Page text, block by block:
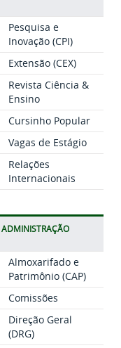
Pesquisa e
Inovação (CPI)
Extensão (CEX)
Revista Ciência &
Ensino
Cursinho Popular
Vagas de Estágio
Relações
Internacionais
ADMINISTRAÇÃO
Almoxarifado e
Patrimônio (CAP)
Comissões
Direção Geral
(DRG)